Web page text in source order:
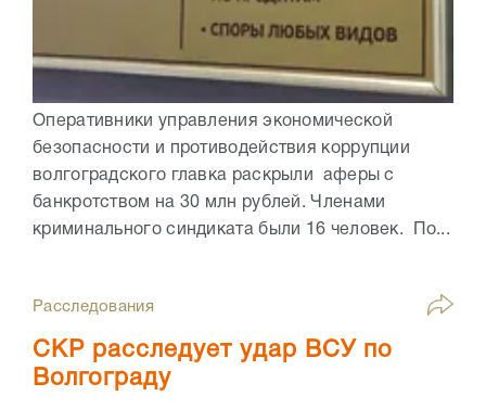
Оперативники управления экономической
безопасности и противодействия коррупции
волгоградского главка раскрыли аферы с
банкротством на 30 млн рублей. Членами
криминального синдиката были 16 человек. По...
Расследования
СКР расследует удар ВСУ по
Волгограду